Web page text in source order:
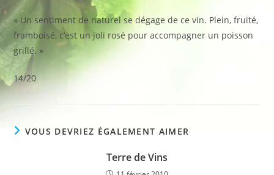
« Un sentiment de naturel se dégage de ce vin. Plein, fruité,
framboisé, c’est un joli rosé pour accompagner un poisson
grillé. »
14/20
VOUS DEVRIEZ ÉGALEMENT AIMER
Terre de Vins